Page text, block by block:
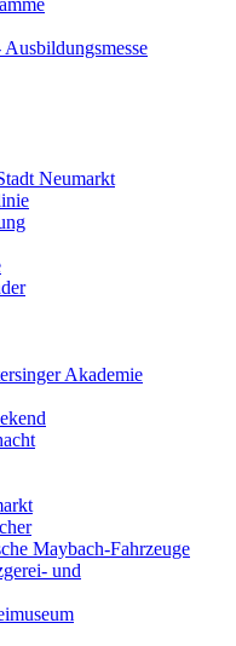
Neumarkt
Akademie
Maybach-Fahrzeuge
und